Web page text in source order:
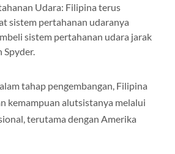
Udara: Filipina terus
sistem pertahanan udaranya
sistem pertahanan udara jarak
Spyder.
tahap pengembangan, Filipina
kemampuan alutsistanya melalui
terutama dengan Amerika